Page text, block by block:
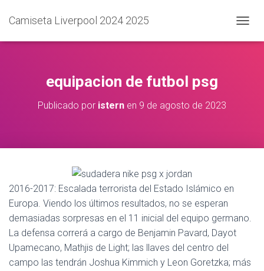
Camiseta Liverpool 2024 2025
A
G
Ó
equipacion de futbol psg
Publicado por istern en 9 de agosto de 2023
2016-2017: Escalada terrorista del Estado Islámico en
Europa. Viendo los últimos resultados, no se esperan
demasiadas sorpresas en el 11 inicial del equipo germano.
La defensa correrá a cargo de Benjamin Pavard, Dayot
Upamecano, Mathjis de Light; las llaves del centro del
campo las tendrán Joshua Kimmich y Leon Goretzka; más